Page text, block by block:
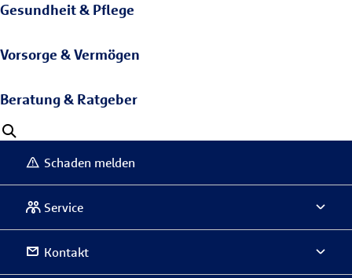
Gesundheit & Pflege
Vorsorge & Vermögen
Beratung & Ratgeber
Schaden melden
Service
Kontakt